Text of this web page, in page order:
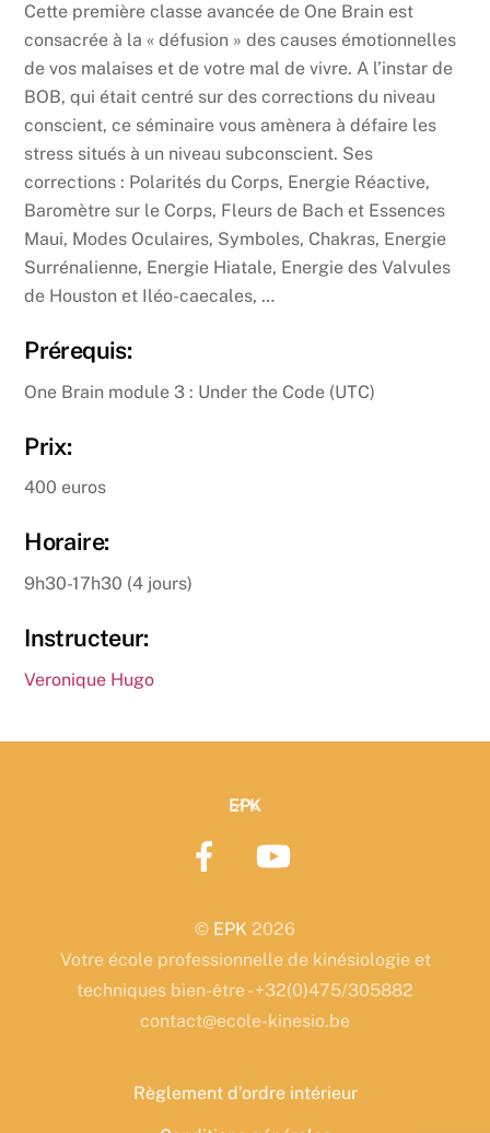
Cette première classe avancée de One Brain est
consacrée à la « défusion » des causes émotionnelles
de vos malaises et de votre mal de vivre. A l’instar de
BOB, qui était centré sur des corrections du niveau
conscient, ce séminaire vous amènera à défaire les
stress situés à un niveau subconscient. Ses
corrections : Polarités du Corps, Energie Réactive,
Baromètre sur le Corps, Fleurs de Bach et Essences
Maui, Modes Oculaires, Symboles, Chakras, Energie
Surrénalienne, Energie Hiatale, Energie des Valvules
de Houston et Iléo-caecales, …
Prérequis:
One Brain module 3 : Under the Code (UTC)
Prix:
400 euros
Horaire:
9h30-17h30 (4 jours)
Instructeur:
Veronique Hugo
Back
Top
EPK
© EPK 2026
Votre école professionnelle de kinésiologie et
techniques bien-être - +32(0)475/305882
contact@ecole-kinesio.be
Règlement d’ordre intérieur